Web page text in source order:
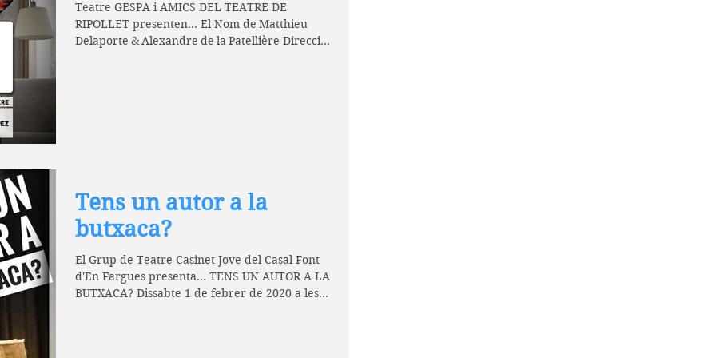
Teatre GESPA i AMICS DEL TEATRE DE
RIPOLLET presenten... El Nom de Matthieu
Delaporte & Alexandre de la Patellière Direcció:
Tens un autor a la
butxaca?
El Grup de Teatre Casinet Jove del Casal Font
d'En Fargues presenta... TENS UN AUTOR A LA
BUTXACA? Dissabte 1 de febrer de 2020 a les...